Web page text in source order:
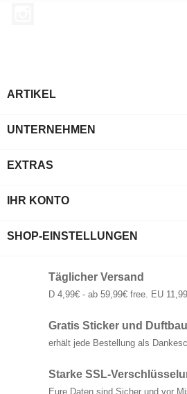
ARTIKEL
UNTERNEHMEN
EXTRAS
IHR KONTO
SHOP-EINSTELLUNGEN
Täglicher Versand
D 4,99€ - ab 59,99€ free. EU
Gratis Sticker und
erhält jede Bestellung als
Starke SSL-
Eure Daten sind Sicher und vor